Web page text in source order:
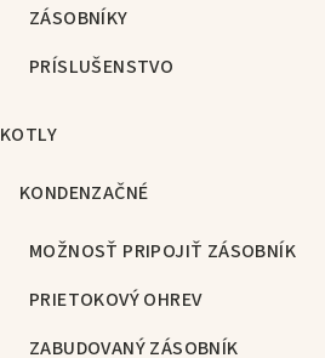
ZÁSOBNÍKY
PRÍSLUŠENSTVO
KOTLY
KONDENZAČNÉ
MOŽNOSŤ PRIPOJIŤ ZÁSOBNÍK
PRIETOKOVÝ OHREV
ZABUDOVANÝ ZÁSOBNÍK